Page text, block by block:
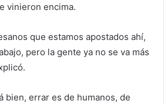
vinieron encima.
que estamos apostados ahí,
pero la gente ya no se va más
bien, errar es de humanos, de